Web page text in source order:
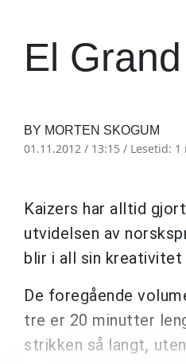
El
BY MORTEN SKOGUM
01.11.2012 / 13:15 / Lesetid: 1
Kaizers har alltid
utvidelsen av
blir i all sin
De foregående
tre er 20 minutter
strikken så langt,